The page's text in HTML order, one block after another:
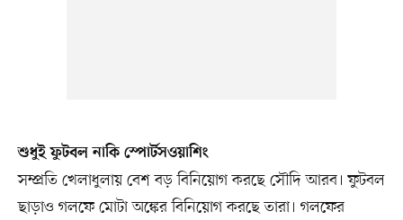
শুধুই ফুটবল নাকি স্পোর্টসওয়াশিং
সম্প্রতি খেলাধুলায় বেশ বড় বিনিয়োগ করছে সৌদি আরব। ফুটবল
ছাড়াও গলফে মোটা অঙ্কের বিনিয়োগ করছে তারা। গলফের